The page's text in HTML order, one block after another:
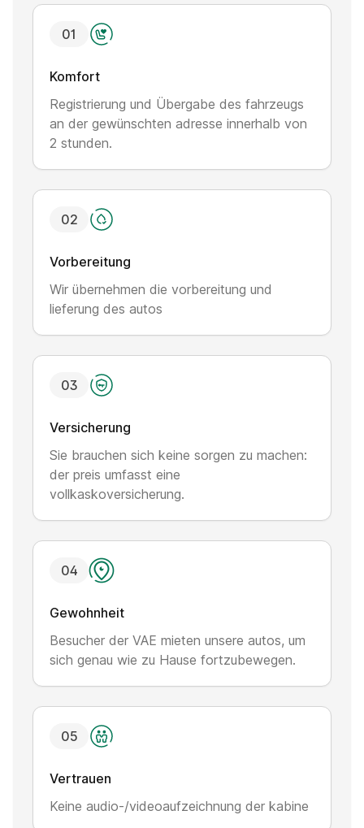
01
Komfort
Registrierung und Übergabe des fahrzeugs
an der gewünschten adresse innerhalb von
2 stunden.
02
Vorbereitung
Wir übernehmen die vorbereitung und
lieferung des autos
03
Versicherung
Sie brauchen sich keine sorgen zu machen:
der preis umfasst eine
vollkaskoversicherung.
04
Gewohnheit
Besucher der VAE mieten unsere autos, um
sich genau wie zu Hause fortzubewegen.
05
Vertrauen
Keine audio-/videoaufzeichnung der kabine